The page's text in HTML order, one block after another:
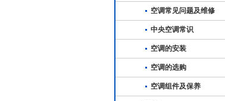
空调常见问题及维修
中央空调常识
空调的安装
空调的选购
空调组件及保养